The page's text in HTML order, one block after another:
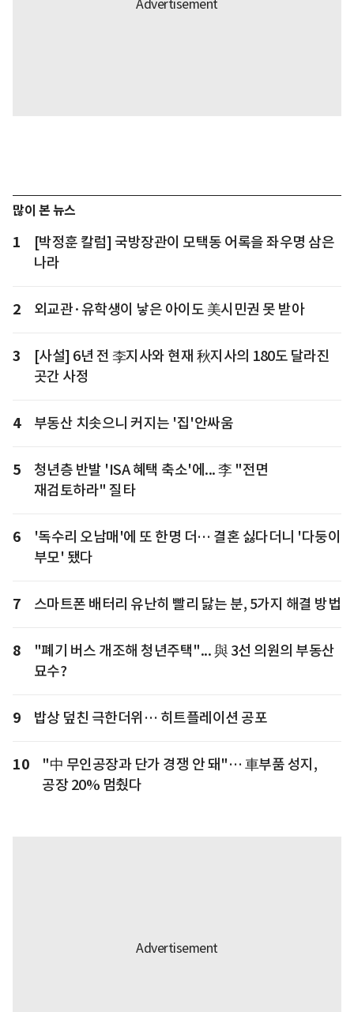
많이 본 뉴스
1
[박정훈 칼럼] 국방장관이 모택동 어록을 좌우명 삼은
나라
2 외교관·유학생이 낳은 아이도 美시민권 못 받아
3
[사설] 6년 전 李지사와 현재 秋지사의 180도 달라진
곳간 사정
4 부동산 치솟으니 커지는 '집'안싸움
5
청년층 반발 'ISA 혜택 축소'에... 李 "전면
재검토하라" 질타
6
'독수리 오남매'에 또 한명 더… 결혼 싫다더니 '다둥이
부모' 됐다
7 스마트폰 배터리 유난히 빨리 닳는 분, 5가지 해결 방법
8
"폐기 버스 개조해 청년주택"... 與 3선 의원의 부동산
묘수?
9 밥상 덮친 극한더위… 히트플레이션 공포
10
"中 무인공장과 단가 경쟁 안 돼"… 車부품 성지,
공장 20% 멈췄다